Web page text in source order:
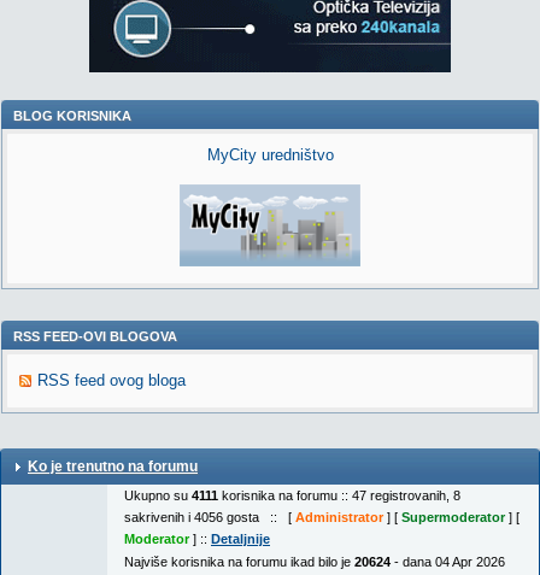
BLOG KORISNIKA
MyCity uredništvo
RSS FEED-OVI BLOGOVA
RSS feed ovog bloga
Ko je trenutno na forumu
Ukupno su 4111 korisnika na forumu :: 47 registrovanih, 8
sakrivenih i 4056 gosta :: [ Administrator] [ Supermoderator] [
Moderator] :: Detaljnije
Najviše korisnika na forumu ikad bilo je 20624 - dana 04 Apr 2026